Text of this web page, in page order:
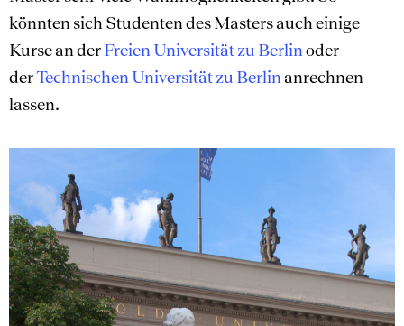
könnten sich Studenten des Masters auch einige
Kurse an derFreien Universität zu Berlinoder
derTechnischen Universität zu Berlin anrechnen
lassen.